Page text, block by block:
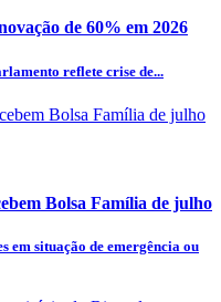
de 60% em 2026
reflete crise de...
Bolsa Família de julho
em situação de emergência ou